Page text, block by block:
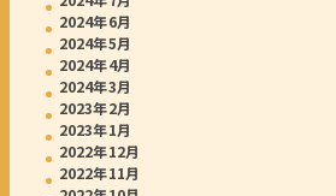
2024年6月
2024年5月
2024年4月
2024年3月
2023年2月
2023年1月
2022年12月
2022年11月